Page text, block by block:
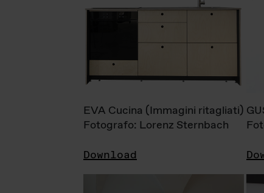
EVA Cucina (Immagini ritagliati)
Fotografo: Lorenz Sternbach
Download